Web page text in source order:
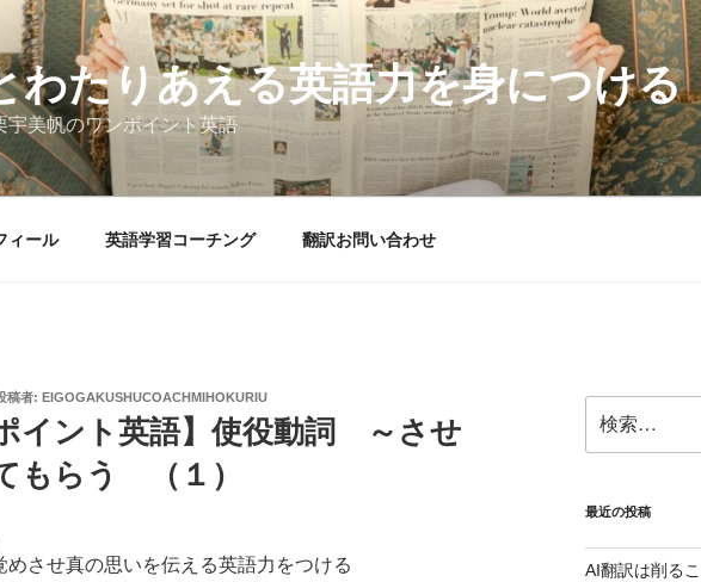
わたりあえる英語力を身につける
宇美帆のワンポイント英語
ィール 英語学習コーチング 翻訳お問い合わせ
稿者: EIGOGAKUSHUCOACHMIHOKURIU
イント英語】使役動詞 ～させ
もらう （１）
めさせ真の思いを伝える英語力をつける
索:
最近の投稿
AI翻訳は削る